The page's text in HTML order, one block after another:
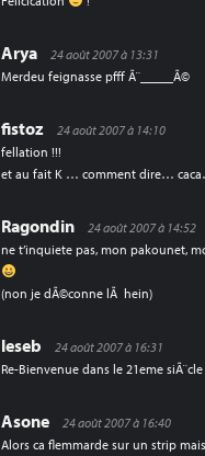
Arya
24 août 2007 à 13:31
Merdeu feignasse pfff Ã¨_____Ã©
fistoz
24 août 2007 à 14:10
fellation !!!
et au fait K … comment dire…
Ragondin
24 août 2007 à 14:52
ne t’inquiete pas, mon pakounet,
(non je dÃ©conne lÃ hein)
leseb
24 août 2007 à 16:31
Re-Bienvenue dans le 21eme siÃ¨cle
Asone
24 août 2007 à 16:40
Alors ca flemmarde sur un strip